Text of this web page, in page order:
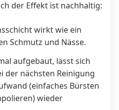
der Effekt ist nachhaltig:
wirkt wie ein
Schmutz und Nässe.
aufgebaut, lässt sich
der nächsten Reinigung
(einfaches Bürsten
wieder